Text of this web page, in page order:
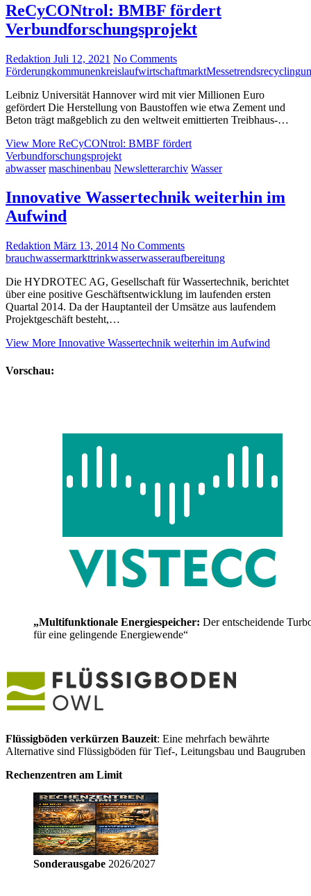
ReCyCONtrol: BMBF fördert
Verbundforschungsprojekt
Redaktion Juli 12, 2021 No Comments
FörderungkommunenkreislaufwirtschaftmarktMessetrendsrecycling
Leibniz Universität Hannover wird mit vier Millionen Euro
gefördert Die Herstellung von Baustoffen wie etwa Zement und
Beton trägt maßgeblich zu den weltweit emittierten Treibhaus-…
View More ReCyCONtrol: BMBF fördert
Verbundforschungsprojekt
abwasser maschinenbau Newsletterarchiv Wasser
Innovative Wassertechnik weiterhin im
Aufwind
Redaktion März 13, 2014 No Comments
brauchwassermarkttrinkwasserwasseraufbereitung
Die HYDROTEC AG, Gesellschaft für Wassertechnik, berichtet
über eine positive Geschäftsentwicklung im laufenden ersten
Quartal 2014. Da der Hauptanteil der Umsätze aus laufendem
Projektgeschäft besteht,…
View More Innovative Wassertechnik weiterhin im Aufwind
Vorschau:
„Multifunktionale Energiespeicher: Der entscheidende
für eine gelingende Energiewende“
Flüssigböden verkürzen Bauzeit: Eine mehrfach bewährte
Alternative sind Flüssigböden für Tief-, Leitungsbau und Baugruben
Rechenzentren am Limit
Sonderausgabe 2026/2027